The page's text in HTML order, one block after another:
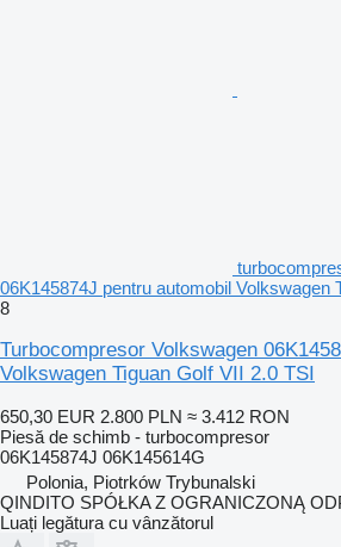
06K145874J pentru automobil Volkswagen
8
Turbocompresor Volkswagen
Volkswagen Tiguan Golf VII 2.0 TSI
650,30 EUR 2.800 PLN ≈ 3.412 RON
Piesă de schimb - turbocompresor
06K145874J 06K145614G
Polonia, Piotrków Trybunalski
QINDITO SPÓŁKA Z OGRANICZONĄ
Luați legătura cu vânzătorul